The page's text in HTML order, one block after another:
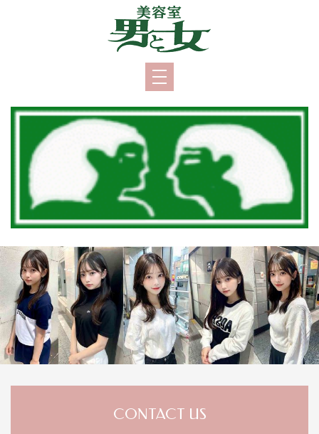
CONTACT US